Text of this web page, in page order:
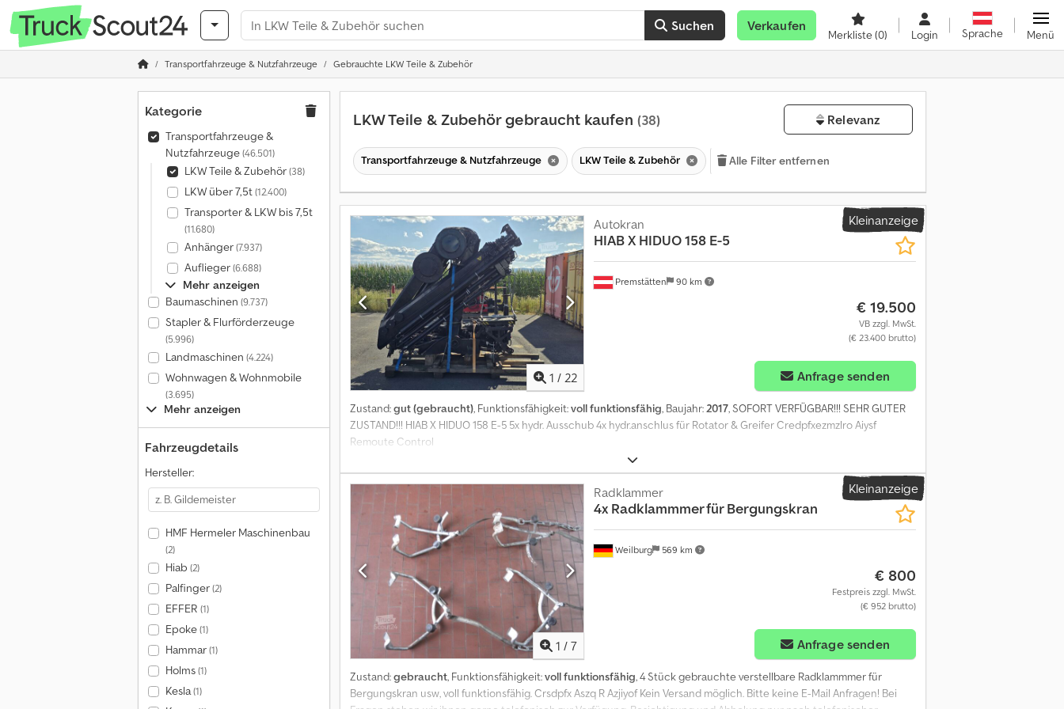
Suchen Verkaufen
Merkliste(0) Login Sprache Menü
Transportfahrzeuge & Nutzfahrzeuge Gebrauchte LKW Teile & Zubehör
Kategorie
Transportfahrzeuge &
Nutzfahrzeuge(46.501)
LKW Teile & Zubehör(38)
LKW über 7,5t(12.400)
Transporter & LKW bis 7,5t
(11.680)
Anhänger(7.937)
Auflieger(6.688)
Mehr anzeigen
Baumaschinen (9.737)
Stapler & Flurförderzeuge
(5.996)
Landmaschinen (4.224)
Wohnwagen & Wohnmobile
(3.695)
Mehr anzeigen
Fahrzeugdetails
Hersteller:
HMF Hermeler Maschinenbau
(2)
Hiab (2)
Palfinger(2)
EFFER (1)
Epoke(1)
Hammar(1)
Holms(1)
Kesla(1)
LKW Teile & Zubehör gebraucht kaufen (38) Relevanz
Transportfahrzeuge & Nutzfahrzeuge LKW Teile & Zubehör Alle Filter entfernen
Kleinanzeige
1 / 22
Premstätten 90 km
Autokran
HIABX HIDUO 158 E-5
€ 19.500
VB zzgl. MwSt.
(€ 23.400 brutto)
Anfrage senden
Zustand:gut (gebraucht), Funktionsfähigkeit:voll funktionsfähig, Baujahr:2017, SOFORT VERFÜGBAR!!! SEHR GUTER
ZUSTAND!!! HIAB X HIDUO 158 E-5 5x hydr. Ausschub 4x hydr.anschlus für Rotator & Greifer Credpfxezmzlro Aiysf
Remoute Control
Kleinanzeige
1 / 7
Weilburg 569 km
Radklammer
4x Radklammmer für Bergungskran
€ 800
Festpreis zzgl. MwSt.
(€ 952 brutto)
Anfrage senden
Zustand:gebraucht, Funktionsfähigkeit:voll funktionsfähig, 4 Stück gebrauchte verstellbare Radklammmer für
Bergungskran usw, voll funktionsfähig. Crsdpfx Aszq R Azjiyof Kein Versand möglich. Bitte keine E-Mail Anfragen! Bei